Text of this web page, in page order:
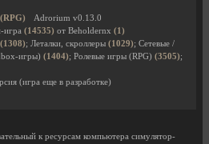
Adrorium v0.13.0
игра (14535) от Beholdernx (1)
(1308); Леталки, скроллеры (1029); Сетевые /
игры) (1404); Ролевые игры (RPG) (3505);
(игра еще в разработке)
к ресурсам компьютера симулятор-